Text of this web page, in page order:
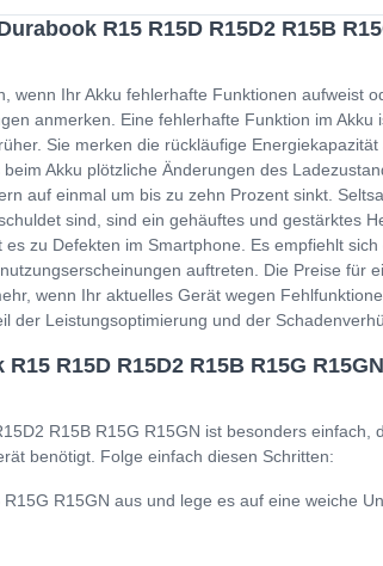
R15 R15D R15D2 R15B
wenn Ihr Akku fehlerhafte Funktionen aufweist
anmerken. Eine fehlerhafte Funktion im Akku
Sie merken die rückläufige Energiekapazität
Akku plötzliche Änderungen des
auf einmal um bis zu zehn Prozent sinkt.
sind, sind ein gehäuftes und gestärktes
zu Defekten im Smartphone. Es empfiehlt
auftreten. Die Preise für
wenn Ihr aktuelles Gerät wegen
der Leistungsoptimierung und der
R15D R15D2 R15B R15G
R15B R15G R15GN ist besonders einfach,
benötigt. Folge einfach diesen Schritten:
R15GN aus und lege es auf eine weiche